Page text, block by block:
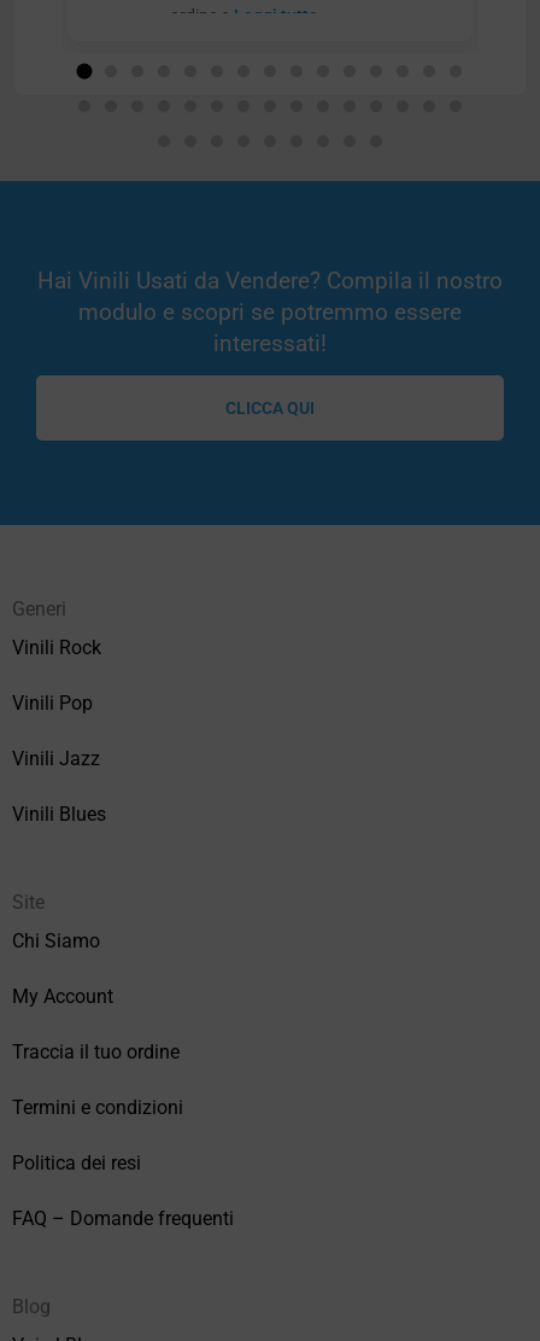
ordine e Leggi tutto
Hai Vinili Usati da Vendere? Compila il nostro
modulo e scopri se potremmo essere
interessati!
CLICCA QUI
Generi
Vinili Rock
Vinili Pop
Vinili Jazz
Vinili Blues
Site
Chi Siamo
My Account
Traccia il tuo ordine
Termini e condizioni
Politica dei resi
FAQ – Domande frequenti
Blog